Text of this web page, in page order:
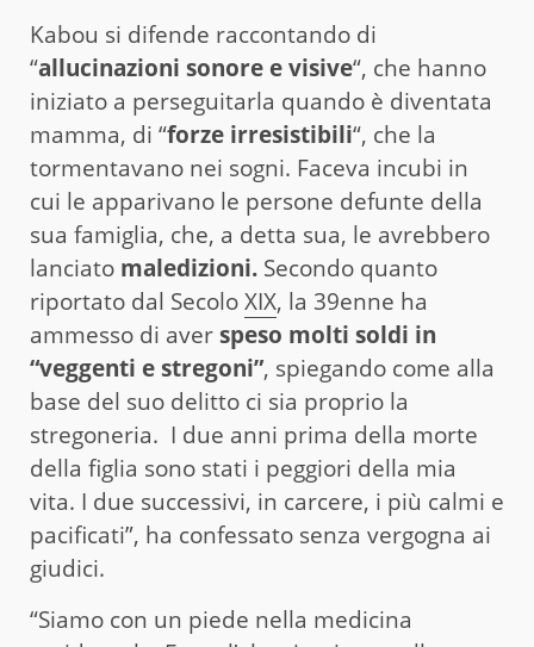
Kabou si difende raccontando di
“allucinazioni sonore e visive“, che hanno
iniziato a perseguitarla quando è diventata
mamma, di “forze irresistibili“, che la
tormentavano nei sogni. Faceva incubi in
cui le apparivano le persone defunte della
sua famiglia, che, a detta sua, le avrebbero
lanciato maledizioni. Secondo quanto
riportato dal SecoloXIX, la 39enne ha
ammesso di aver speso molti soldi in
“veggenti e stregoni”, spiegando come alla
base del suo delitto ci sia proprio la
stregoneria. I due anni prima della morte
della figlia sono stati i peggiori della mia
vita. I due successivi, in carcere, i più calmi e
pacificati”, ha confessato senza vergogna ai
giudici.
“Siamo con un piede nella medicina